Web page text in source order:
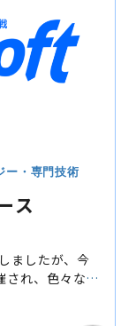
ー・専門技術
ス
ましたが、今
れ、色々なサ
とよいかと